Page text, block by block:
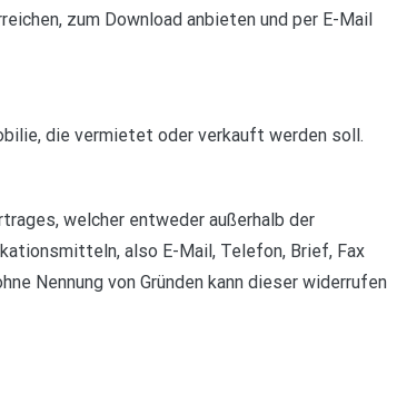
zum Download anbieten und per E-Mail
die vermietet oder verkauft werden soll.
welcher entweder außerhalb der
also E-Mail, Telefon, Brief, Fax
Nennung von Gründen kann dieser widerrufen